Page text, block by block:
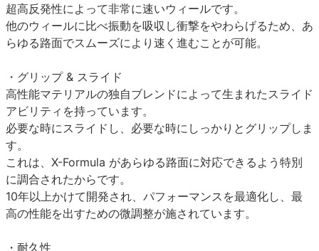
超高反発性によって非常に速いウィールです。
他のウィールに比べ振動を吸収し衝撃をやわらげるため、あ
らゆる路面でスムーズにより速く進むことが可能。
・グリップ & スライド
高性能マテリアルの独自ブレンドによって生まれたスライド
アビリティを持っています。
必要な時にスライドし、必要な時にしっかりとグリップしま
す。
これは、X-Formula があらゆる路面に対応できるよう特別
に調合されたからです。
10年以上かけて開発され、パフォーマンスを最適化し、最
高の性能を出すための微調整が施されています。
・耐久性